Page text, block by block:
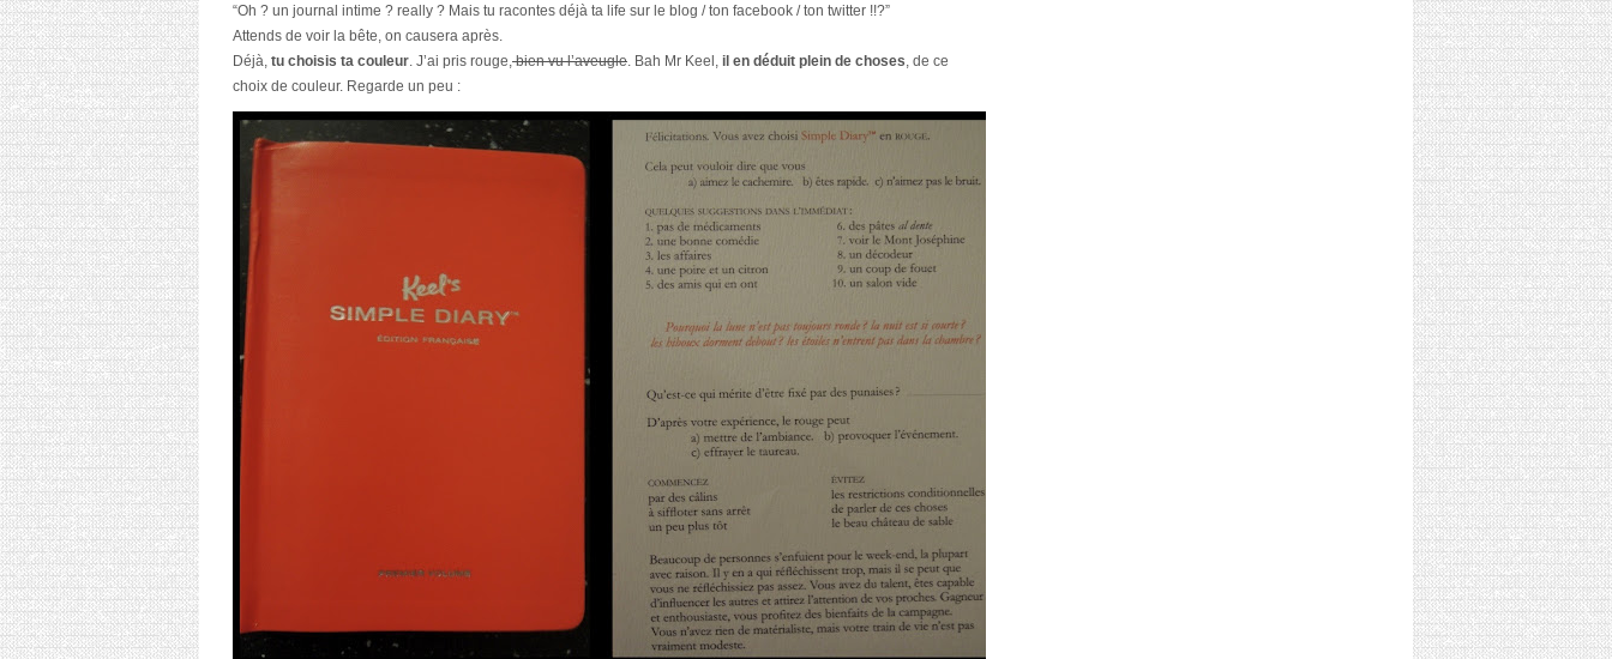
“Oh ? un journal intime ? really ? Mais tu racontes déjà ta life sur le blog / ton facebook / ton twitter !!?”
Attends de voir la bête, on causera après.
Déjà, tu choisis ta couleur. J’ai pris rouge,bien vu l’aveugle. Bah Mr Keel, il en déduit plein de choses, de ce
choix de couleur. Regarde un peu :